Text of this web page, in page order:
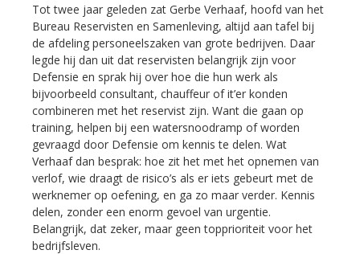
Tot twee jaar geleden zat Gerbe Verhaaf, hoofd van het
Bureau Reservisten en Samenleving, altijd aan tafel bij
de afdeling personeelszaken van grote bedrijven. Daar
legde hij dan uit dat reservisten belangrijk zijn voor
Defensie en sprak hij over hoe die hun werk als
bijvoorbeeld consultant, chauffeur of it’er konden
combineren met het reservist zijn. Want die gaan op
training, helpen bij een watersnoodramp of worden
gevraagd door Defensie om kennis te delen. Wat
Verhaaf dan besprak: hoe zit het met het opnemen van
verlof, wie draagt de risico’s als er iets gebeurt met de
werknemer op oefening, en ga zo maar verder. Kennis
delen, zonder een enorm gevoel van urgentie.
Belangrijk, dat zeker, maar geen topprioriteit voor het
bedrijfsleven.